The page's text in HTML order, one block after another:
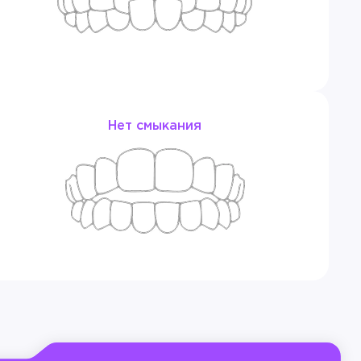
выбор прописи, позиционирование»,
г. Москва;
Нет смыкания